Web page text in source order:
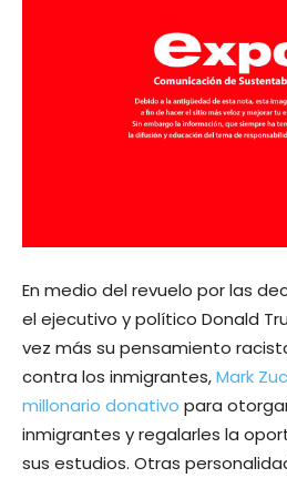
En medio del revuelo por las
el ejecutivo y político Donald
vez más su pensamiento
contra los inmigrantes,Mark
millonario donativo para
inmigrantes y regalarles la
sus estudios. Otras